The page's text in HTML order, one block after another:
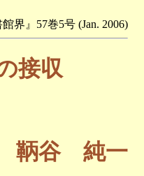
館界』57巻5号 (Jan. 2006)
接収
鞆谷 純一